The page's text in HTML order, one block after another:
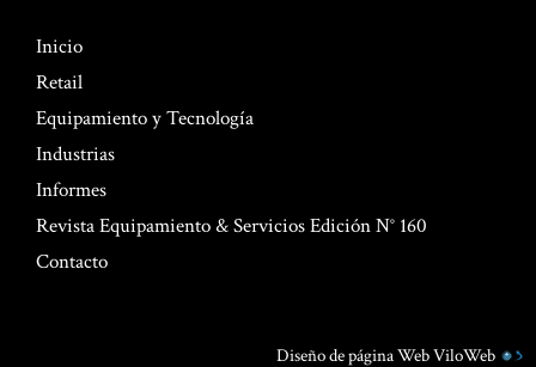
Inicio
Retail
Equipamiento y Tecnología
Industrias
Informes
Revista Equipamiento & Servicios Edición N° 160
Contacto
Diseño de página WebViloWeb